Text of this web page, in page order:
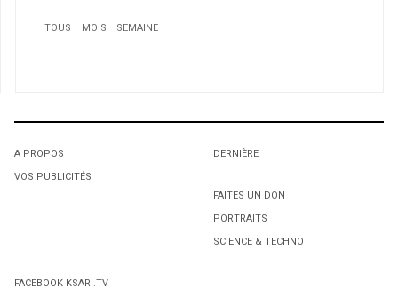
TOUS MOIS
SEMAINE
Lozère: 4 morts dans le crash d'un avion de fret algérien
L'octroi accidentel du Gant Court.
L'octroi accidentel du Gant Court.
A PROPOS
VOS PUBLICITÉS
DERNIÈRE
FAITES UN DON
PORTRAITS
SCIENCE & TECHNO
FACEBOOK KSARI.TV